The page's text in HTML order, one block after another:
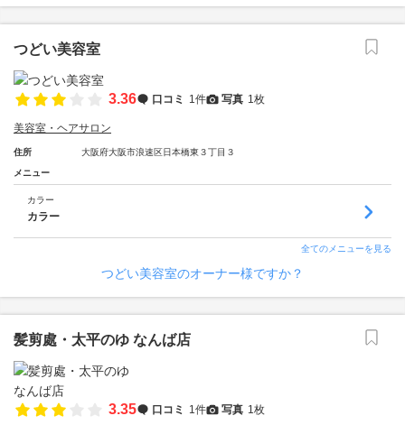
つどい美容室
3.36 口コミ 1件 写真 1枚
美容室・ヘアサロン
住所 大阪府大阪市浪速区日本橋東３丁目３
メニュー
カラー
カラー
全てのメニューを見る
つどい美容室のオーナー様ですか？
髪剪處・太平のゆ なんば店
3.35 口コミ 1件 写真 1枚